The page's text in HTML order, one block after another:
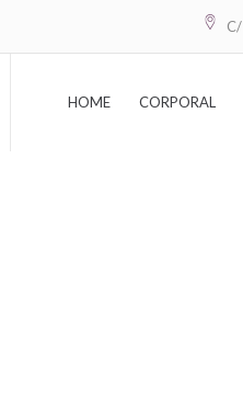
HOME CORPORAL